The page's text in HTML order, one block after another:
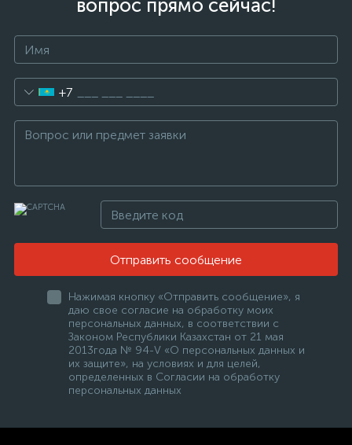
вопрос прямо сейчас!
+7
Отправить сообщение
Нажимая кнопку «Отправить сообщение», я
даю свое согласие на обработку моих
персональных данных, в соответствии с
Законом Республики Казахстан от 21 мая
2013года № 94-V «О персональных данных и
их защите», на условиях и для целей,
определенных в Согласии на обработку
персональных данных